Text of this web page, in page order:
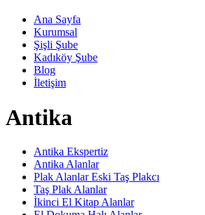
Ana Sayfa
Kurumsal
Şişli Şube
Kadıköy Şube
Blog
İletişim
Antika
Antika Ekspertiz
Antika Alanlar
Plak Alanlar Eski Taş Plakcı
Taş Plak Alanlar
İkinci El Kitap Alanlar